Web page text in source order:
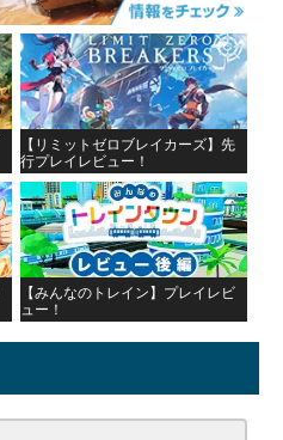
【リミットゼロブレイカーズ】先
行プレイレビュー！
【みんなのトレイン】プレイレビ
ュー！